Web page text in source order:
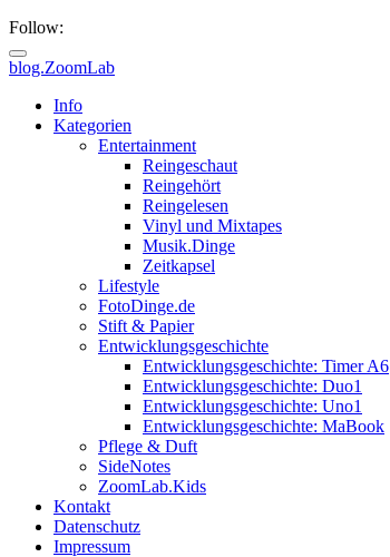
Follow:
blog.ZoomLab
Info
Kategorien
Entertainment
Reingeschaut
Reingehört
Reingelesen
Vinyl und Mixtapes
Musik.Dinge
Zeitkapsel
Lifestyle
FotoDinge.de
Stift & Papier
Entwicklungsgeschichte
Entwicklungsgeschichte: Timer A6
Entwicklungsgeschichte: Duo1
Entwicklungsgeschichte: Uno1
Entwicklungsgeschichte: MaBook
Pflege & Duft
SideNotes
ZoomLab.Kids
Kontakt
Datenschutz
Impressum